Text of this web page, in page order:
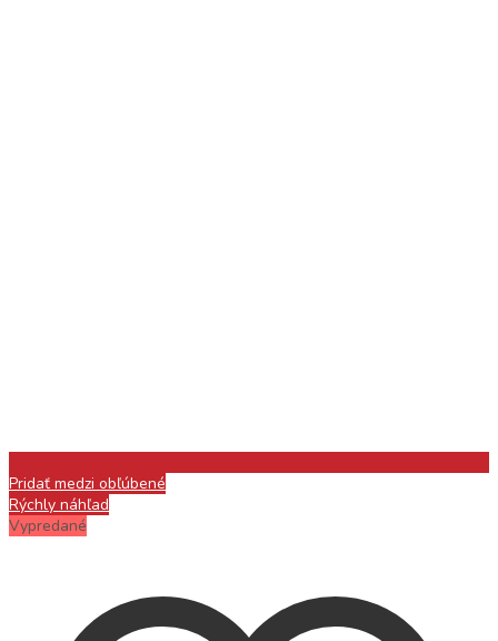
Pridať medzi obľúbené
Rýchly náhľad
Vypredané